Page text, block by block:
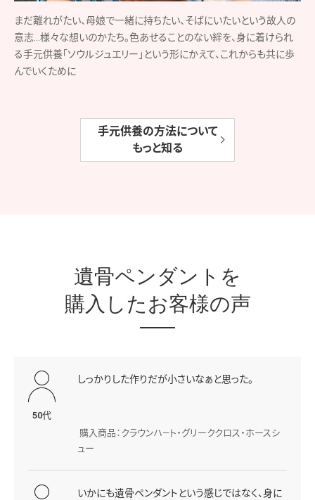
まだ離れがたい、母娘で一緒に持ちたい、そばにいたいという故人の
意志…様々な想いのかたち。色あせることのない絆を、身に着けられ
る手元供養「ソウルジュエリー」という形にかえて、これからも共に歩
んでいくために
手元供養の方法について
もっと知る
遺骨ペンダントを
購入したお客様の声
50代
しっかりした作りだが小さいなぁと思った。
購入商品：クラウンハ―ト・グリーククロス・ホースシ
ュー
いかにも遺骨ペンダントという感じではなく、身に